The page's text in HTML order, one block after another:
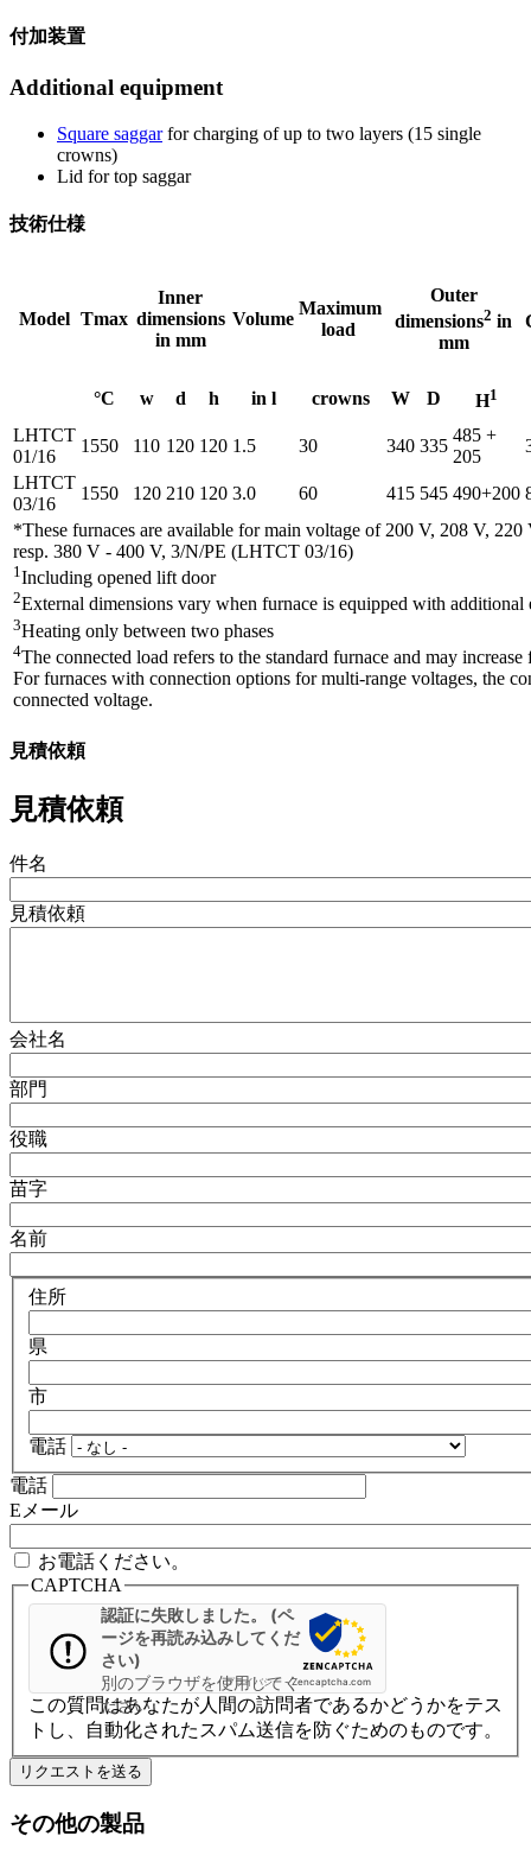
付加装置
Additional equipment
Square saggarfor charging of up to two layers (15 single
crowns)
Lid for top saggar
技術仕様
Model Tmax
Inner
dimensions
in mm
Volume
Maximum
load
Outer
dimensions2 in
mm
°C w d h in l crowns W D H1
LHTCT
01/16
1550 110 120 120 1.5 30 340 335
485 +
205
LHTCT
03/16
1550 120 210 120 3.0 60 415 545 490+200
*These furnaces are available for main voltage of 200 V, 208 V,
resp. 380 V - 400 V, 3/N/PE (LHTCT 03/16)
1Including opened lift door
2External dimensions vary when furnace is equipped with additional
3Heating only between two phases
4The connected load refers to the standard furnace and may
For furnaces with connection options for multi-range voltages, the
connected voltage.
見積依頼
見積依頼
件名
見積依頼
会社名
部門
役職
苗字
名前
住所
県
市
電話
電話
Eメール
お電話ください。
CAPTCHA
認証に失敗しました。 (ペ
ージを再読み込みしてくだ
さい)
別のブラウザを使用してく
ださい
プライバシー -Zencaptcha.com
この質問はあなたが人間の訪問者であるかどうかをテス
トし、自動化されたスパム送信を防ぐためのものです。
その他の製品